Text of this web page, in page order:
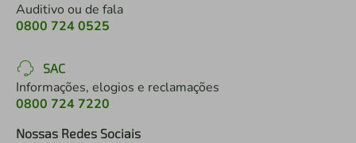
Auditivo ou de fala
0800 724 0525
SAC
Informações, elogios e reclamações
0800 724 7220
Nossas Redes Sociais